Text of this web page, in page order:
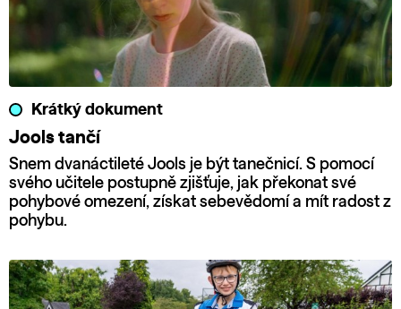
Krátký dokument
Jools tančí
Snem dvanáctileté Jools je být tanečnicí. S pomocí
svého učitele postupně zjišťuje, jak překonat své
pohybové omezení, získat sebevědomí a mít radost z
pohybu.